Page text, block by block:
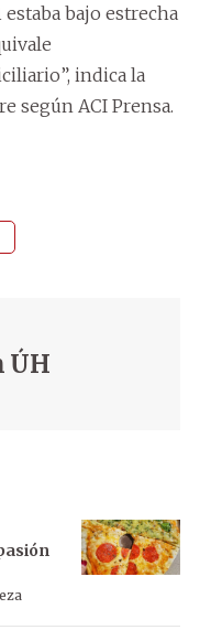
estaba bajo estrecha
indica la
según ACI Prensa.
ÚH